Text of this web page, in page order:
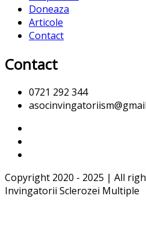
Doneaza
Articole
Contact
Contact
0721 292 344
Copyright 2020 - 2025 | All
Invingatorii Sclerozei Multiple